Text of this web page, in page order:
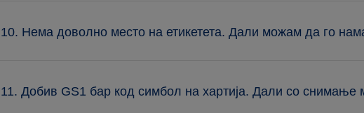
10. Нема доволно место на етикетета. Дали можам да го
11. Добив GS1 бар код симбол на хартија. Дали со